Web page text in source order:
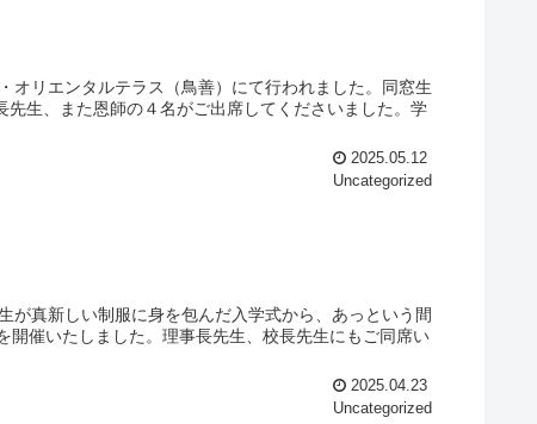
リエンタルテラス（鳥善）にて行われました。同窓生
生、また恩師の４名がご出席してくださいました。学
2025.05.12
Uncategorized
が真新しい制服に身を包んだ入学式から、あっという間
催いたしました。理事長先生、校長先生にもご同席い
2025.04.23
Uncategorized